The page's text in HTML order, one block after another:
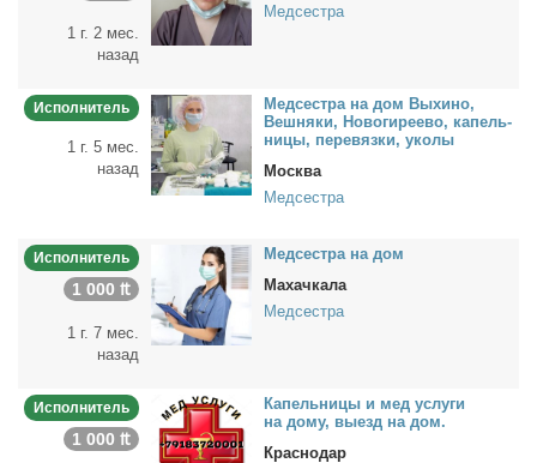
1 г. 2 мес.
назад
Медсестра
Исполнитель
1 г. 5 мес.
назад
Мед­сест­ра на дом Вы­хи­но,
Веш­ня­ки, Но­во­ги­ре­ево, ка­пель­
ни­цы, пе­ре­вяз­ки, уко­лы
Москва
Медсестра
Исполнитель
1 000 ₶
1 г. 7 мес.
назад
Мед­сест­ра на дом
Махачкала
Медсестра
Исполнитель
1 000 ₶
Ка­пель­ни­цы и мед услу­ги
на до­му, вы­езд на дом.
Краснодар